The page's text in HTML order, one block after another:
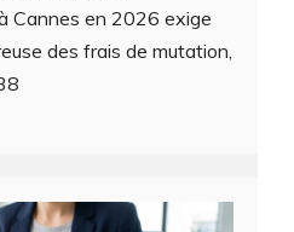
Cannes en 2026 exige
des frais de mutation,